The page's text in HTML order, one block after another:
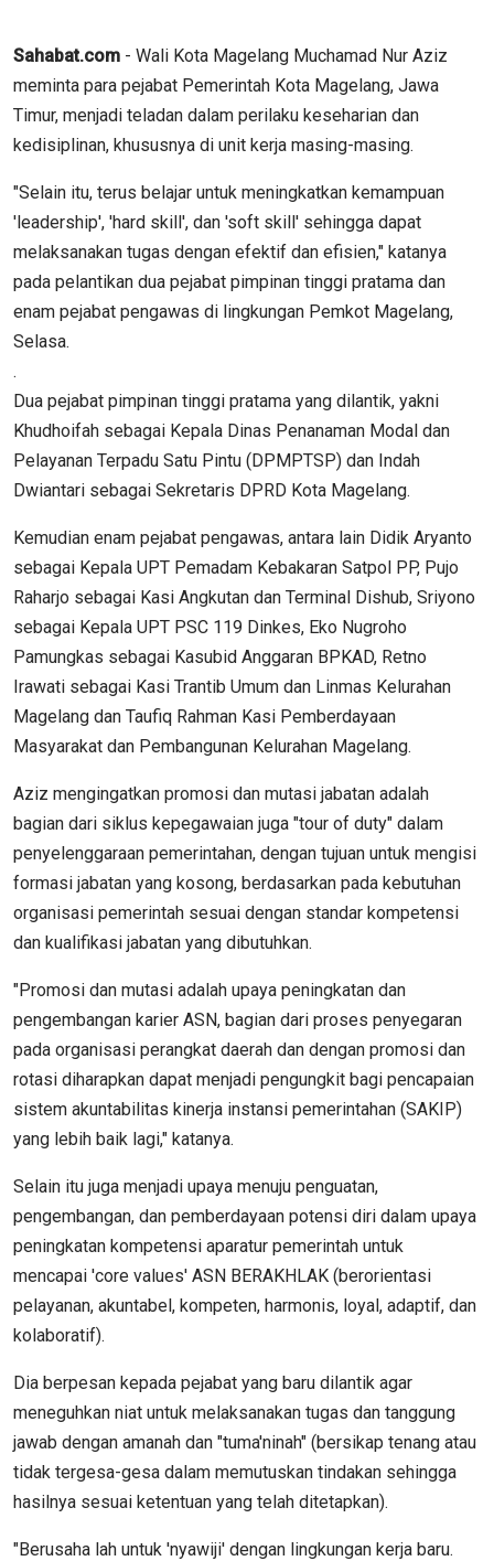
Sahabat.com - Wali Kota Magelang Muchamad Nur Aziz
meminta para pejabat Pemerintah Kota Magelang, Jawa
Timur, menjadi teladan dalam perilaku keseharian dan
kedisiplinan, khususnya di unit kerja masing-masing.
"Selain itu, terus belajar untuk meningkatkan kemampuan
'leadership', 'hard skill', dan 'soft skill' sehingga dapat
melaksanakan tugas dengan efektif dan efisien," katanya
pada pelantikan dua pejabat pimpinan tinggi pratama dan
enam pejabat pengawas di lingkungan Pemkot Magelang,
Selasa.
.
Dua pejabat pimpinan tinggi pratama yang dilantik, yakni
Khudhoifah sebagai Kepala Dinas Penanaman Modal dan
Pelayanan Terpadu Satu Pintu (DPMPTSP) dan Indah
Dwiantari sebagai Sekretaris DPRD Kota Magelang.
Kemudian enam pejabat pengawas, antara lain Didik Aryanto
sebagai Kepala UPT Pemadam Kebakaran Satpol PP, Pujo
Raharjo sebagai Kasi Angkutan dan Terminal Dishub, Sriyono
sebagai Kepala UPT PSC 119 Dinkes, Eko Nugroho
Pamungkas sebagai Kasubid Anggaran BPKAD, Retno
Irawati sebagai Kasi Trantib Umum dan Linmas Kelurahan
Magelang dan Taufiq Rahman Kasi Pemberdayaan
Masyarakat dan Pembangunan Kelurahan Magelang.
Aziz mengingatkan promosi dan mutasi jabatan adalah
bagian dari siklus kepegawaian juga "tour of duty" dalam
penyelenggaraan pemerintahan, dengan tujuan untuk mengisi
formasi jabatan yang kosong, berdasarkan pada kebutuhan
organisasi pemerintah sesuai dengan standar kompetensi
dan kualifikasi jabatan yang dibutuhkan.
"Promosi dan mutasi adalah upaya peningkatan dan
pengembangan karier ASN, bagian dari proses penyegaran
pada organisasi perangkat daerah dan dengan promosi dan
rotasi diharapkan dapat menjadi pengungkit bagi pencapaian
sistem akuntabilitas kinerja instansi pemerintahan (SAKIP)
yang lebih baik lagi," katanya.
Selain itu juga menjadi upaya menuju penguatan,
pengembangan, dan pemberdayaan potensi diri dalam upaya
peningkatan kompetensi aparatur pemerintah untuk
mencapai 'core values' ASN BERAKHLAK (berorientasi
pelayanan, akuntabel, kompeten, harmonis, loyal, adaptif, dan
kolaboratif).
Dia berpesan kepada pejabat yang baru dilantik agar
meneguhkan niat untuk melaksanakan tugas dan tanggung
jawab dengan amanah dan "tuma'ninah" (bersikap tenang atau
tidak tergesa-gesa dalam memutuskan tindakan sehingga
hasilnya sesuai ketentuan yang telah ditetapkan).
"Berusaha lah untuk 'nyawiji' dengan lingkungan kerja baru.